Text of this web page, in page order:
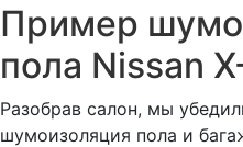
Пример
пола Nissan
Разобрав салон, мы
шумоизоляция пола и